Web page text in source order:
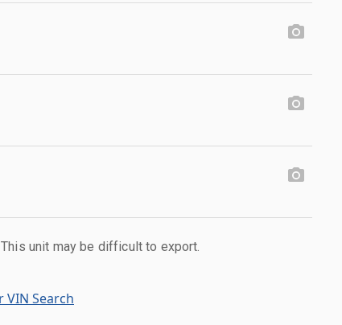
unit may be difficult to export.
VIN Search